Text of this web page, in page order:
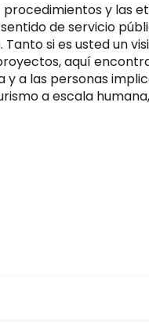
procedimientos y las
de servicio
Tanto si es usted un
aquí
y a las personas
a escala